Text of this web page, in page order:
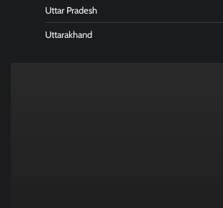
Uttar Pradesh
Uttarakhand